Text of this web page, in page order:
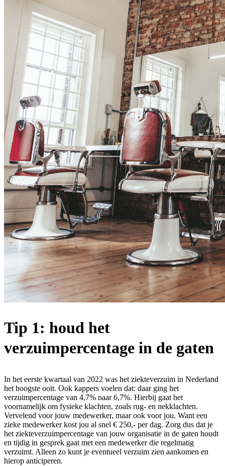
Tip 1: houd het
verzuimpercentage in de gaten
In het eerste kwartaal van 2022 was het ziekteverzuim in Nederland
het hoogste ooit. Ook kappers voelen dat: daar ging het
verzuimpercentage van 4,7% naar 6,7%. Hierbij gaat het
voornamelijk om fysieke klachten, zoals rug- en nekklachten.
Vervelend voor jouw medewerker, maar ook voor jou. Want een
zieke medewerker kost jou al snel € 250,- per dag. Zorg dus dat je
het ziekteverzuimpercentage van jouw organisatie in de gaten houdt
en tijdig in gesprek gaat met een medewerker die regelmatig
verzuimt. Alleen zo kunt je eventueel verzuim zien aankomen en
hierop anticiperen.